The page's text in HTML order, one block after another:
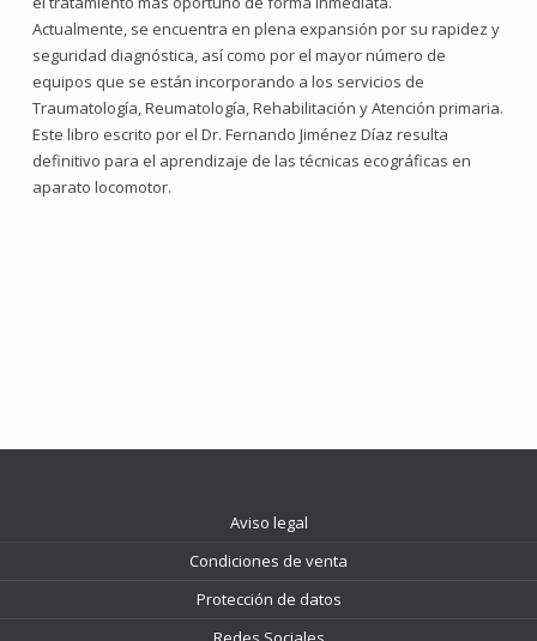
Actualmente, se encuentra en plena expansión por su rapidez y
seguridad diagnóstica, así como por el mayor número de
equipos que se están incorporando a los servicios de
Traumatología, Reumatología, Rehabilitación y Atención primaria.
Este libro escrito por el Dr. Fernando Jiménez Díaz resulta
definitivo para el aprendizaje de las técnicas ecográficas en
aparato locomotor.
Aviso legal
Condiciones de venta
Protección de datos